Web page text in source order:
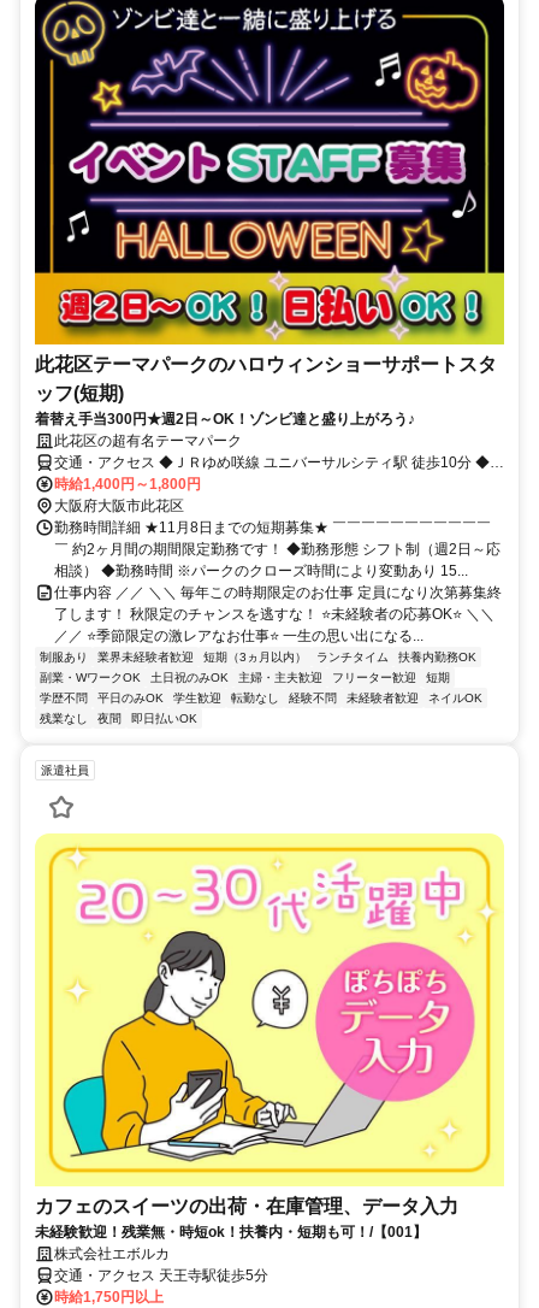
此花区テーマパークのハロウィンショーサポートスタ
ッフ(短期)
着替え手当300円★週2日～OK！ゾンビ達と盛り上がろう♪
此花区の超有名テーマパーク
交通・アクセス ◆ＪＲゆめ咲線 ユニバーサルシティ駅 徒歩10分 ◆Ｊ
Ｒゆめ咲線 桜島駅 徒歩3分 ◆大阪環状線 西九条駅 徒歩10分
時給1,400円～1,800円
大阪府大阪市此花区
勤務時間詳細 ★11月8日までの短期募集★ ￣￣￣￣￣￣￣￣￣￣￣
￣ 約2ヶ月間の期間限定勤務です！ ◆勤務形態 シフト制（週2日～応
相談） ◆勤務時間 ※パークのクローズ時間により変動あり 15...
仕事内容 ／／ ＼＼ 毎年この時期限定のお仕事 定員になり次第募集終
了します！ 秋限定のチャンスを逃すな！ ⭐未経験者の応募OK⭐ ＼＼
／／ ⭐季節限定の激レアなお仕事⭐ 一生の思い出になる...
制服あり 業界未経験者歓迎 短期（3ヵ月以内） ランチタイム
扶養内勤務OK
副業・WワークOK
土日祝のみOK 主婦・主夫歓迎 フリーター歓迎
短期
学歴不問
平日のみOK 学生歓迎 転勤なし 経験不問 未経験者歓迎
ネイルOK
残業なし
夜間 即日払いOK
派遣社員
カフェのスイーツの出荷・在庫管理、データ入力
未経験歓迎！残業無・時短ok！扶養内・短期も可！/【001】
株式会社エボルカ
交通・アクセス 天王寺駅徒歩5分
時給1,750円以上